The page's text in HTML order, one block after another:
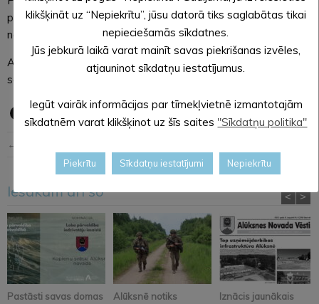
pie autostāvvietas, lai nepieciešamības gadījumā nodrošinātu
netraucētu operatīvā transporta piekļuvi.
Aicinām autovadītājus būt vērīgiem un ievērot jaunās
satiksmes organizācijas izmaiņas!
← Iepriekšējā ziņa
Iesakām arī šo
Pastāsti savas domas
Alūksnē notiks
Iznācis jaunākais
< >
klikšķināt uz “Nepiekrītu”, jūsu datorā tiks saglabātas tikai
nepieciešamās sīkdatnes.
Jūs jebkurā laikā varat mainīt savas piekrišanas izvēles,
atjauninot sīkdatņu iestatījumus.
Iegūt vairāk informācijas par tīmekļvietnē izmantotajām
sīkdatnēm varat klikšķinot uz šīs saites "Sīkdatņu politika"
Piekrītu Sīkdatņu iestatījumi Nepiekrītu